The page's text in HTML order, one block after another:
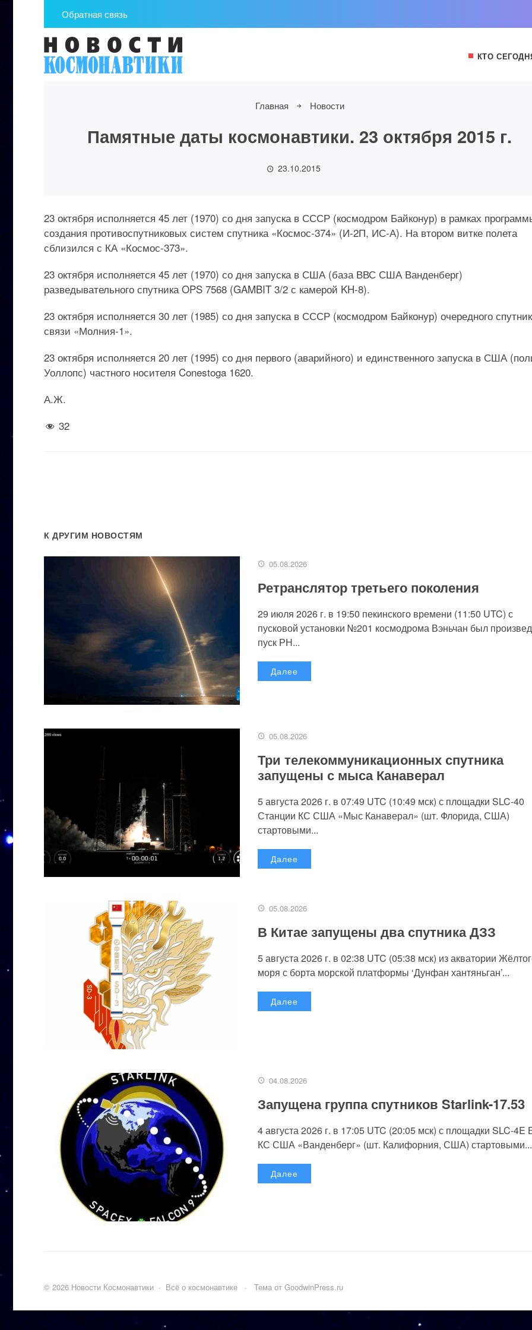
Обратная связь
КТО
Главная Новости
Памятные даты космонавтики. 23 октября 2015 г.
23.10.2015
23 октября исполняется 45 лет (1970) со дня запуска в СССР (космодром Байконур) в рамках
создания противоспутниковых систем спутника «Космос-374» (И-2П, ИС-А). На втором витке полета
сблизился с КА «Космос-373».
23 октября исполняется 45 лет (1970) со дня запуска в США (база ВВС США Ванденберг)
разведывательного спутника OPS 7568 (GAMBIT 3/2 с камерой KH-8).
23 октября исполняется 30 лет (1985) со дня запуска в СССР (космодром Байконур) очередного
связи «Молния-1».
23 октября исполняется 20 лет (1995) со дня первого (аварийного) и единственного запуска в США
Уоллопс) частного носителя Conestoga 1620.
А.Ж.
32
К ДРУГИМ НОВОСТЯМ
05.08.2026
Ретранслятор третьего поколения
29 июля 2026 г. в 19:50 пекинского времени (11:50 UTC) с
пусковой установки №201 космодрома Вэньчан был
пуск РН...
Далее
05.08.2026
Три телекоммуникационных спутника
запущены с мыса Канаверал
5 августа 2026 г. в 07:49 UTC (10:49 мск) с площадки SLC-40
Станции КС США «Мыс Канаверал» (шт. Флорида, США)
стартовыми...
Далее
05.08.2026
В Китае запущены два спутника ДЗЗ
5 августа 2026 г. в 02:38 UTC (05:38 мск) из акватории
моря с борта морской платформы ‘Дунфан хантяньган’...
Далее
04.08.2026
Запущена группа спутников Starlink-17.53
4 августа 2026 г. в 17:05 UTC (20:05 мск) с площадки SLC-4E
КС США «Ванденберг» (шт. Калифорния, США) стартовыми...
Далее
© 2026 Новости Космонавтики · Всё о космонавтике · Тема от GoodwinPress.ru